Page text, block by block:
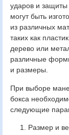
ударов и
могут быть
из различных
таких как
дерево или
различные
и размеры.
При выборе
бокса
следующие
Размер и